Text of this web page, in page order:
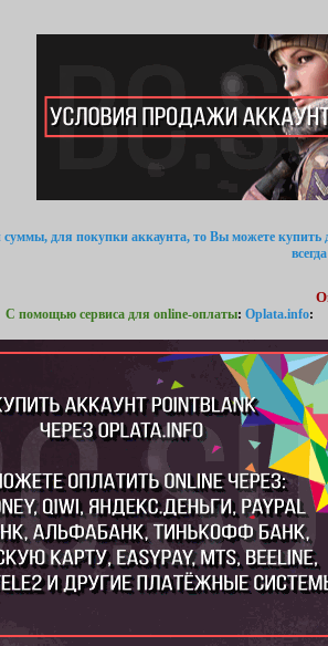
суммы, для покупки аккаунта, то Вы можете
С помощью сервиса для online-оплаты: Oplata.info